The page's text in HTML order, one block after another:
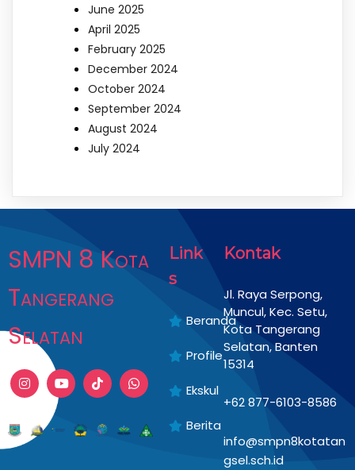
June 2025
April 2025
February 2025
December 2024
October 2024
September 2024
August 2024
July 2024
SMPN 8 Kota
Tangerang
Selatan
Link
s
Beranda
Profile
Ekskul
Berita
Kontak
Jl. Raya Serpong,
Muncul, Kec. Setu,
Kota Tangerang
Selatan, Banten
15314
+62 877-6103-8586
info@smpn8kotatan
gsel.sch.id